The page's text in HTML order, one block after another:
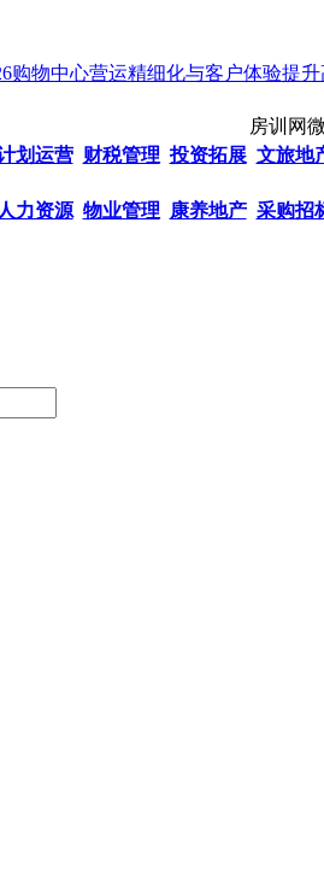
物中心营运精细化与客户体验提升高
房训网
划运营 财税管理 投资拓展 文旅地
人力资源 物业管理 康养地产 采购招